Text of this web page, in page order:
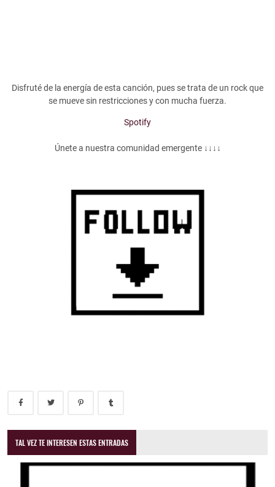
Disfruté de la energía de esta canción, pues se trata de un rock que
se mueve sin restricciones y con mucha fuerza.
Spotify
Únete a nuestra comunidad emergente ↓↓↓↓
TAL VEZ TE INTERESEN ESTAS ENTRADAS